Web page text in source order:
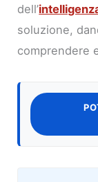
dell’
soluzione,
comprendere